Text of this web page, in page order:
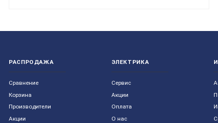
РАСПРОДАЖА
Сравнение
Корзина
Производители
Акции
ЭЛЕКТРИКА
Сервис
Акции
Оплата
О нас